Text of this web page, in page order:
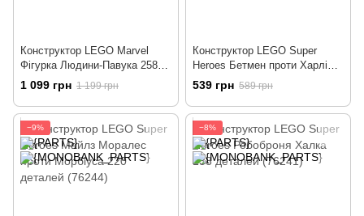
Конструктор LEGO Marvel
Фігурка Людини-Павука 258
деталей (76226)
1 099 грн 1 199 грн
Конструктор LEGO Super
Heroes Бетмен проти Харлі
Квін 42 деталі (76220)
539 грн 589 грн
−9% −8%